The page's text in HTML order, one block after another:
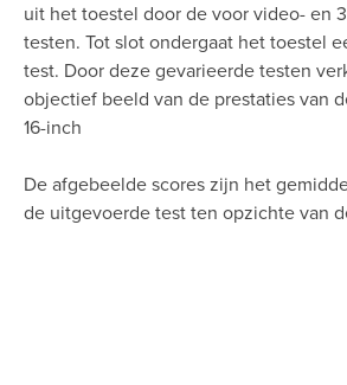
uit het toestel door de voor video- en
testen. Tot slot ondergaat het toestel
test. Door deze gevarieerde testen
objectief beeld van de prestaties van
16-inch
De afgebeelde scores zijn het
de uitgevoerde test ten opzichte van